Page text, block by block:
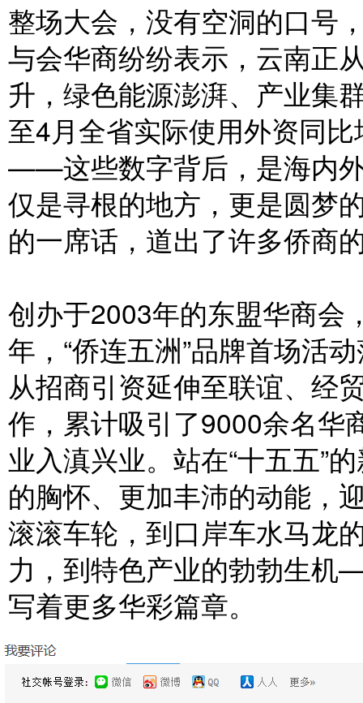
整场大会，没有空洞的口号
与会华商纷纷表示，云南正
升，绿色能源澎湃、产业集
至4月全省实际使用外资同
——这些数字背后，是海内
仅是寻根的地方，更是圆梦
的一席话，道出了许多侨商
创办于2003年的东盟华商会
年，“侨连五洲”品牌首场活
从招商引资延伸至联谊、经
作，累计吸引了9000余名华
业入滇兴业。站在“十五五”
的胸怀、更加丰沛的动能，
滚滚车轮，到口岸车水马龙
力，到特色产业的勃勃生机
写着更多华彩篇章。